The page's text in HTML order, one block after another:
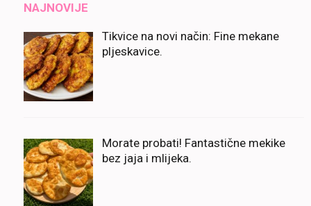
NAJNOVIJE
Tikvice na novi način: Fine mekane
pljeskavice.
Morate probati! Fantastične mekike
bez jaja i mlijeka.